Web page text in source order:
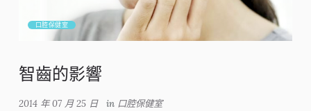
口腔保健室
智齒的影響
2014 年 07 月 25 日 in 口腔保健室